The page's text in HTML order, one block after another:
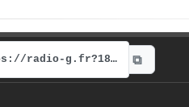
https://radio-g.fr?18402 ⧉